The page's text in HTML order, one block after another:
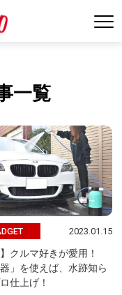
一覧
2023.01.15
】クルマ好きが愛用！
器」を使えば、水跡知ら
仕上げ！